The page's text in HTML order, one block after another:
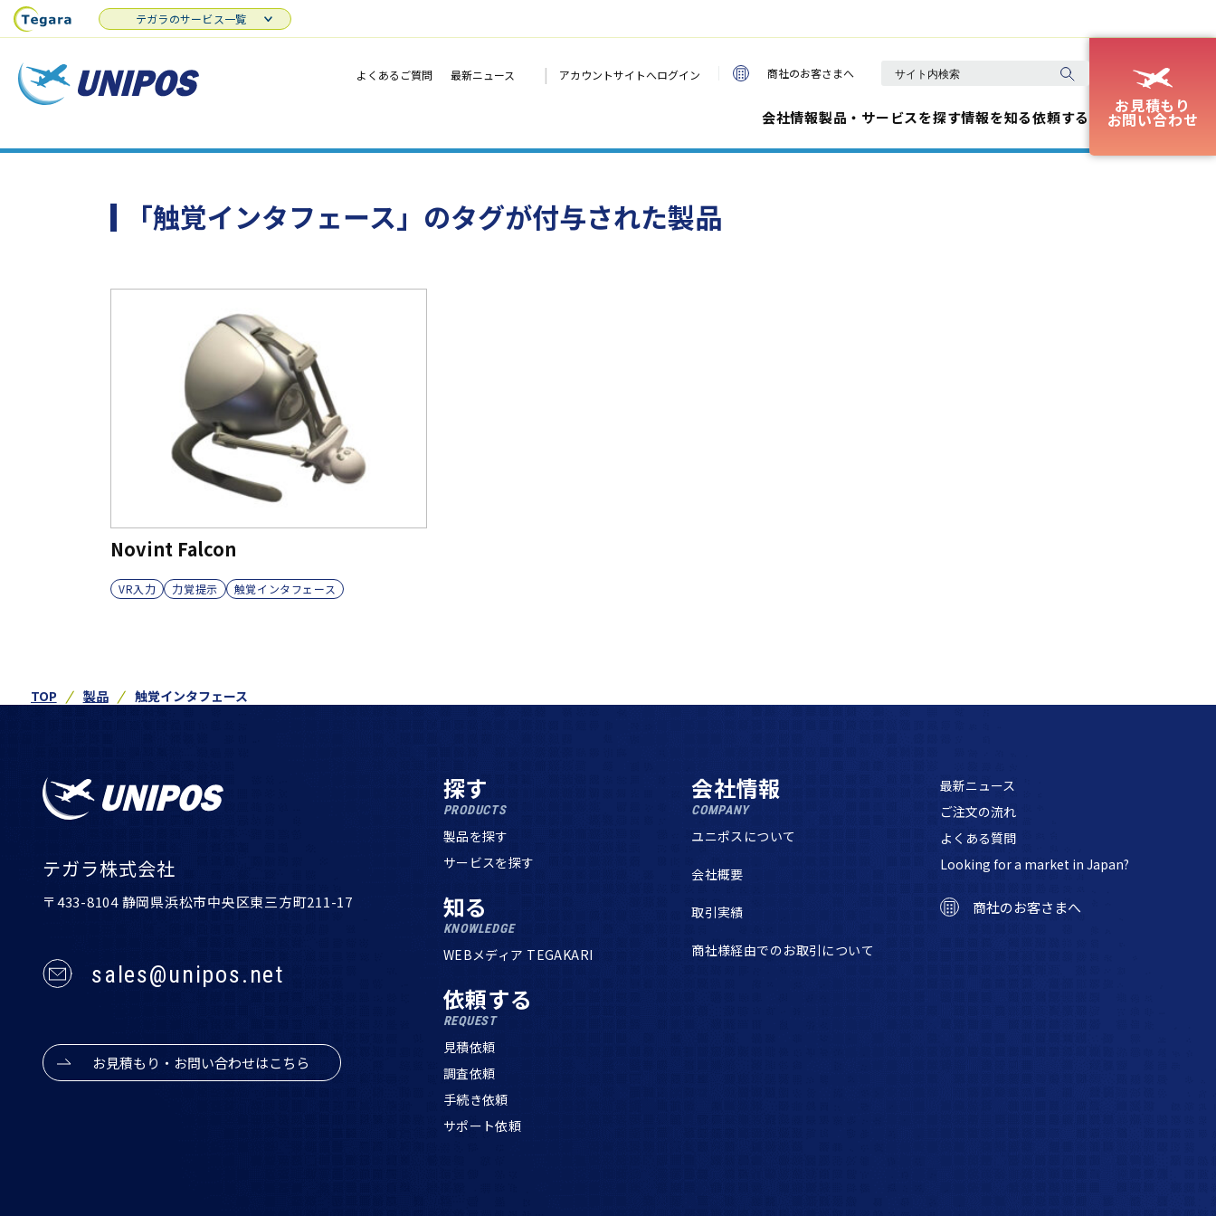
よくあるご質問 最新ニュース | アカウントサイトへログイン 商社のお客さまへ
会社情報製品・サービスを探す情報を知る依頼する
お見積もり
お問い合わせ
テガラのサービス一覧
「触覚インタフェース」のタグが付与された製品
Novint Falcon
VR入力 力覚提示 触覚インタフェース
TOP 製品 触覚インタフェース
テガラ株式会社
〒433-8104 静岡県浜松市中央区東三方町211-17
sales@unipos.net
お見積もり・お問い合わせはこちら
探す
PRODUCTS
製品を探す
サービスを探す
知る
KNOWLEDGE
WEBメディア TEGAKARI
依頼する
REQUEST
見積依頼
調査依頼
手続き依頼
サポート依頼
会社情報
COMPANY
ユニポスについて
会社概要
取引実績
商社様経由でのお取引について
最新ニュース
ご注文の流れ
よくある質問
Looking for a market in Japan?
商社のお客さまへ